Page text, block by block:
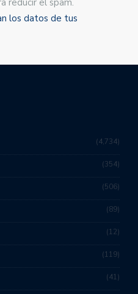
los datos de tus
4,734
354
506
89
12
119
41